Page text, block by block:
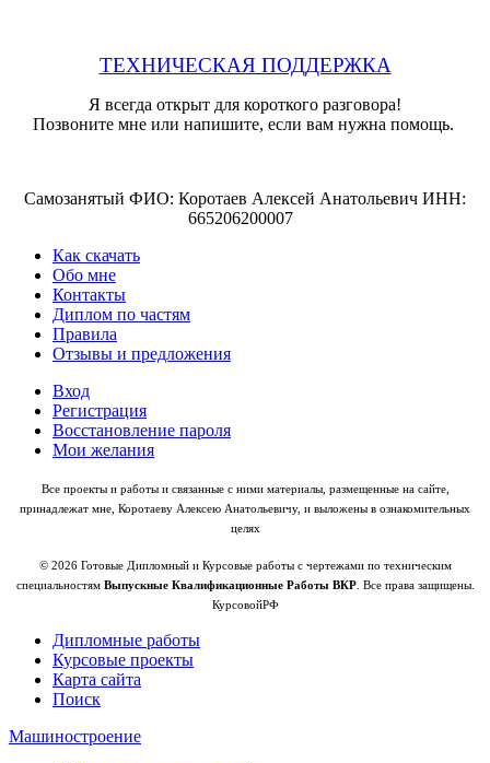
ТЕХНИЧЕСКАЯ ПОДДЕРЖКА
Я всегда открыт для короткого разговора!
Позвоните мне или напишите, если вам нужна помощь.
Самозанятый ФИО: Коротаев Алексей Анатольевич ИНН:
665206200007
Как скачать
Обо мне
Контакты
Диплом по частям
Правила
Отзывы и предложения
Вход
Регистрация
Восстановление пароля
Мои желания
Все проекты и работы и связанные с ними материалы, размещенные на сайте,
принадлежат мне, Коротаеву Алексею Анатольевичу, и выложены в ознакомительных
целях
© 2026 Готовые Дипломный и Курсовые работы с чертежами по техническим
специальностям Выпускные Квалификационные Работы ВКР. Все права защищены.
КурсовойРФ
Дипломные работы
Курсовые проекты
Карта сайта
Поиск
Машиностроение